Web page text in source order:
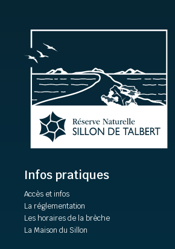
Infos pratiques
Accès et infos
La réglementation
Les horaires de la brèche
La Maison du Sillon